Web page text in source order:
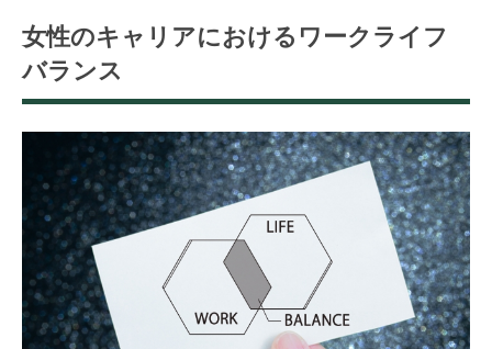
女性のキャリアにおけるワークライフ
バランス